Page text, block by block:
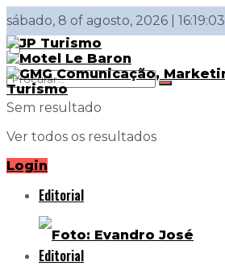
sábado, 8 of agosto, 2026 | 16:19:03
Sem resultado
Ver todos os resultados
Login
Editorial
Editorial